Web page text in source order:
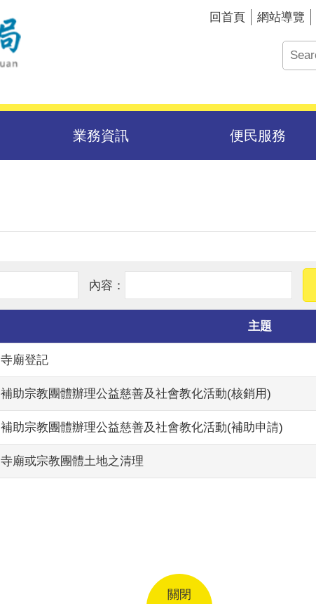
回首頁 網站導覽
業務資訊 便民服務
主題
寺廟登記
補助宗教團體辦理公益慈善及社會教化活動(核銷用)
補助宗教團體辦理公益慈善及社會教化活動(補助申請)
寺廟或宗教團體土地之清理
關閉